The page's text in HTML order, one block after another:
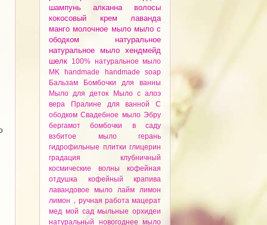
шампунь алканнa волосы
кокосовый крем лаванда
мангомолочное мыло мыло с
ободком натуральное
натуральное мыло хендмейд
шелк
100% натуральное мыло
MK
handmade
handmade soap
Бальзам
Бомбочки для ванны
Мыло для деток
Мыло с алоэ
вера
Пралине для ванной С
ободкомСвадебное мылоЭбру
бергамотбомбочки в саду
взбитое мыло герань
гидрофильные плитки глицерин
градация клубничный
космические волны кофейная
отдушка кофейный крапива
лавандовое мыло лайм лимон
лимон，ручная работа мацерат
мед мой садмыльные орхидеи
натуральный новогоднее мыло